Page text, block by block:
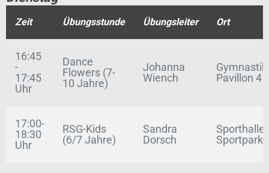
Zeit Übungsstunde Übungsleiter Ort
16:45
-
17:45
Uhr
Dance
Flowers (7-
10 Jahre)
Johanna
Wiench
Pavillon 4
17:00-
18:30
Uhr
RSG-Kids
(6/7 Jahre)
Sandra
Dorsch
Sportpark